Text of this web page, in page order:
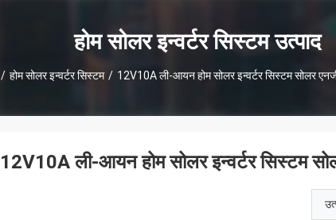
होम सोलर इन्वर्टर सिस्टम उत्पाद
/ होम सोलर इन्वर्टर सिस्टम / 12V10A ली-आयन होम सोलर इन्वर्टर सिस्टम सोलर
12V10A ली-आयन होम सोलर इन्वर्टर सिस्टम